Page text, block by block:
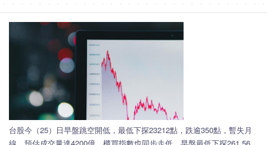
台股今（25）日早盤跳空開低，最低下探23212點，跌逾350點，暫失月
線，預估成交量達4200億，櫃買指數也同步走低，早盤最低下探261.56